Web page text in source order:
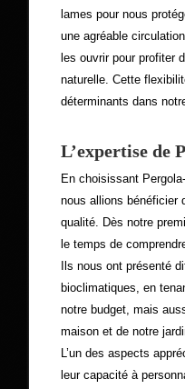
lames pour nous
une agréable
les ouvrir pour profiter
naturelle. Cette
déterminants dans
L’expertise de
En choisissant
nous allions bénéficier
qualité. Dès notre
le temps de
Ils nous ont présenté
bioclimatiques, en
notre budget, mais
maison et de notre
L’un des aspects
leur capacité à